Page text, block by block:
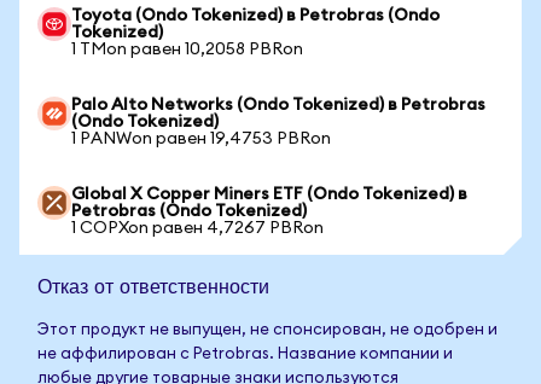
Toyota (Ondo Tokenized) в Petrobras (Ondo
Tokenized)
1 TMon равен 10,2058 PBRon
Palo Alto Networks (Ondo Tokenized) в Petrobras
(Ondo Tokenized)
1 PANWon равен 19,4753 PBRon
Global X Copper Miners ETF (Ondo Tokenized) в
Petrobras (Ondo Tokenized)
1 COPXon равен 4,7267 PBRon
Отказ от ответственности
Этот продукт не выпущен, не спонсирован, не одобрен и
не аффилирован с Petrobras. Название компании и
любые другие товарные знаки используются